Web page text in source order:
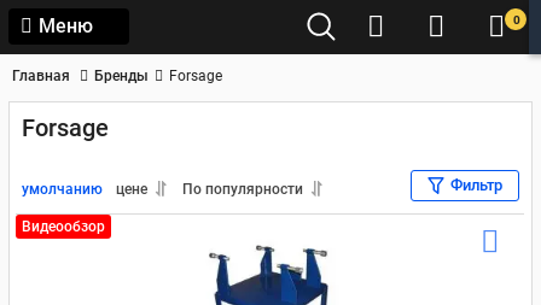
Меню 0
Главная Бренды Forsage
Forsage
умолчанию цене По популярности Фильтр
Видеообзор